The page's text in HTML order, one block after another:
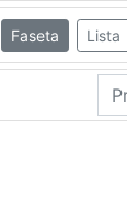
Faseta Lista